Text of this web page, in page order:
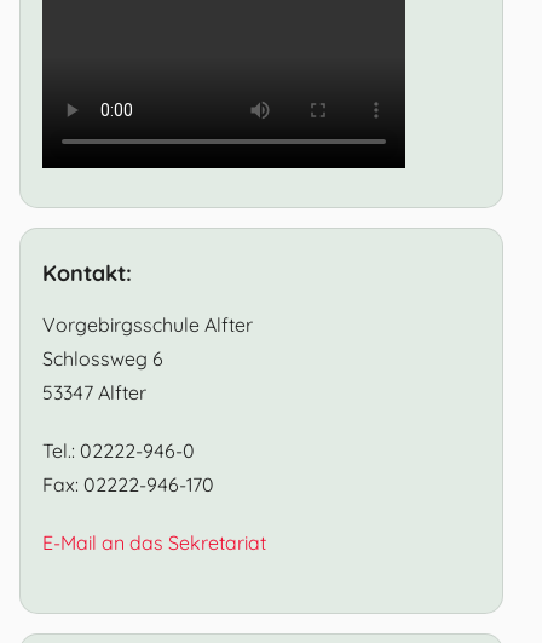
Kontakt:
Vorgebirgsschule Alfter
Schlossweg 6
53347 Alfter
Tel.: 02222-946-0
Fax: 02222-946-170
E-Mail an das Sekretariat